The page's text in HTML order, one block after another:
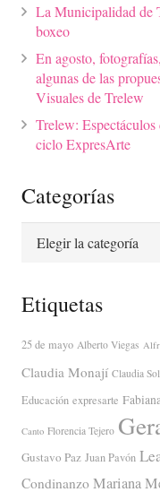
La Municipalidad de
boxeo
En agosto,
algunas de las
Visuales de Trelew
Trelew: Espectáculos
ciclo ExpresArte
Categorías
Etiquetas
25 de mayo Alberto Viegas
Claudia Monají Claudia
Educación expresarte
Canto Florencia Tejero
Gustavo Paz Juan Pavón
Condinanzo Mariana